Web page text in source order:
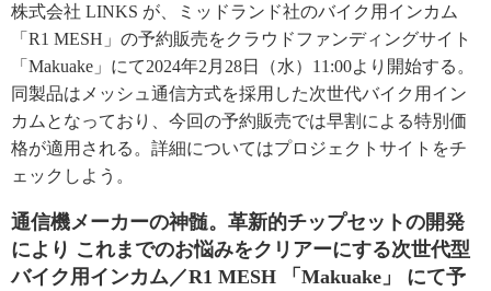
株式会社 LINKS が、ミッドランド社のバイク用インカム
「R1 MESH」の予約販売をクラウドファンディングサイト
「Makuake」にて2024年2月28日（水）11:00より開始する。
同製品はメッシュ通信方式を採用した次世代バイク用イン
カムとなっており、今回の予約販売では早割による特別価
格が適用される。詳細についてはプロジェクトサイトをチ
ェックしよう。
通信機メーカーの神髄。革新的チップセットの開発
により これまでのお悩みをクリアーにする次世代型
バイク用インカム／R1 MESH 「Makuake」 にて予